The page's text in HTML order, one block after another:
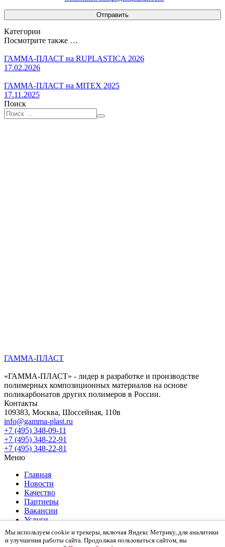
Категории
Посмотрите также …
ГАММА-ПЛАСТ на RUPLASTICA 2026
17.02.2026
ГАММА-ПЛАСТ на MITEX 2025
17.11.2025
Поиск
ГАММА-ПЛАСТ
«ГАММА-ПЛАСТ» - лидер в разработке и производстве
полимерных композиционных материалов на основе
поликарбонатов других полимеров в России.
Контакты
109383, Москва, Шоссейная, 110в
info@gamma-plast.ru
+7 (495) 348-09-11
+7 (495) 348-22-91
+7 (495) 348-22-81
Меню
Главная
Новости
Качество
Партнеры
Вакансии
Услуги
О компании
Контакты
Мы используем cookie и трекеры, включая Яндекс Метрику, для аналитики
и улучшения работы сайта. Продолжая пользоваться сайтом, вы